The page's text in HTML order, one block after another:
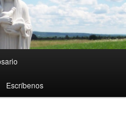
Escríbenos